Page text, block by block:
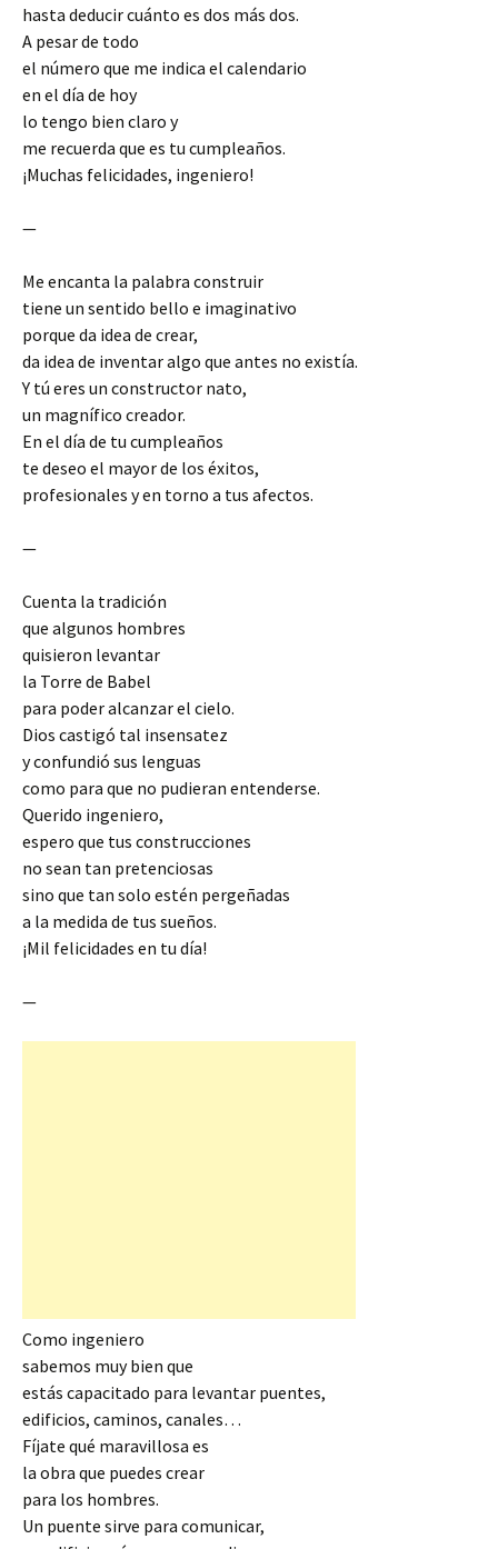
hasta deducir cuánto es dos más dos.
A pesar de todo
el número que me indica el calendario
en el día de hoy
lo tengo bien claro y
me recuerda que es tu cumpleaños.
¡Muchas felicidades, ingeniero!
—
Me encanta la palabra construir
tiene un sentido bello e imaginativo
porque da idea de crear,
da idea de inventar algo que antes no existía.
Y tú eres un constructor nato,
un magnífico creador.
En el día de tu cumpleaños
te deseo el mayor de los éxitos,
profesionales y en torno a tus afectos.
—
Cuenta la tradición
que algunos hombres
quisieron levantar
la Torre de Babel
para poder alcanzar el cielo.
Dios castigó tal insensatez
y confundió sus lenguas
como para que no pudieran entenderse.
Querido ingeniero,
espero que tus construcciones
no sean tan pretenciosas
sino que tan solo estén pergeñadas
a la medida de tus sueños.
¡Mil felicidades en tu día!
—
Como ingeniero
sabemos muy bien que
estás capacitado para levantar puentes,
edificios, caminos, canales…
Fíjate qué maravillosa es
la obra que puedes crear
para los hombres.
Un puente sirve para comunicar,